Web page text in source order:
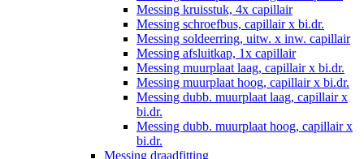
Messing kruisstuk, 4x capillair
Messing schroefbus, capillair x bi.dr.
Messing soldeerring, uitw. x inw. capillair
Messing afsluitkap, 1x capillair
Messing muurplaat laag, capillair x bi.dr.
Messing muurplaat hoog, capillair x bi.dr.
Messing dubb. muurplaat laag, capillair x
bi.dr.
Messing dubb. muurplaat hoog, capillair x
bi.dr.
Messing draadfitting